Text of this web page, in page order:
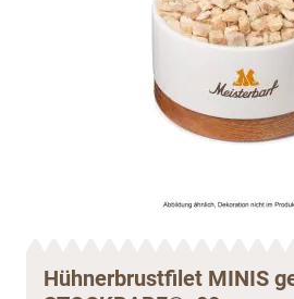
Hühnerbrustfilet MINIS